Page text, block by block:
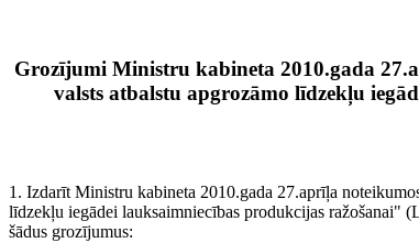
Grozījumi Ministru kabineta 2010.gada
valsts atbalstu apgrozāmo līdzekļu
1. Izdarīt Ministru kabineta 2010.gada 27.aprīļa
līdzekļu iegādei lauksaimniecības produkcijas ražošanai"
šādus grozījumus: